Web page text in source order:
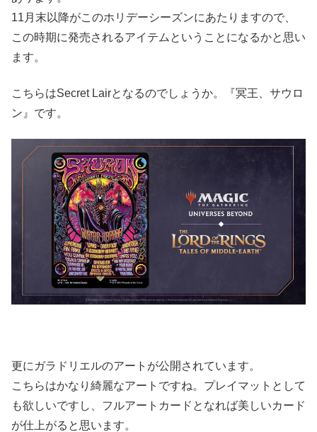
11月末以降がこのホリデーシーズンにあたりますので、
この時期に発売されるアイテムということになるかと思い
ます。
こちらはSecret Lairとなるのでしょうか。『冥王、サウロ
ン』です。
更にガラドリエルのアートが公開されています。
こちらはかなり綺麗なアートですね。プレイマットとして
も欲しいですし、フルアートカードとなれば美しいカード
が仕上がると思います。